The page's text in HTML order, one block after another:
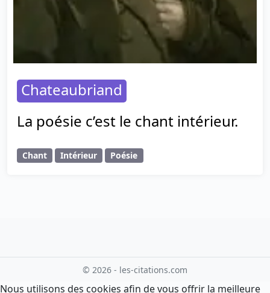
Chateaubriand
La poésie c’est le chant intérieur.
Chant Intérieur Poésie
© 2026 - les-citations.com
Nous utilisons des cookies afin de vous offrir la meilleure